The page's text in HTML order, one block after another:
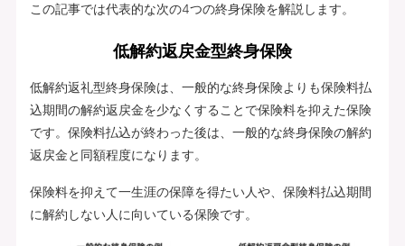
この記事では代表的な次の4つの終身保険を解説します。
低解約返戻金型終身保険
低解約返礼型終身保険は、一般的な終身保険よりも保険料払
込期間の解約返戻金を少なくすることで保険料を抑えた保険
です。保険料払込が終わった後は、一般的な終身保険の解約
返戻金と同額程度になります。
保険料を抑えて一生涯の保障を得たい人や、保険料払込期間
に解約しない人に向いている保険です。